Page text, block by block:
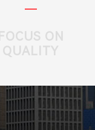
FOCUS ON
QUALITY